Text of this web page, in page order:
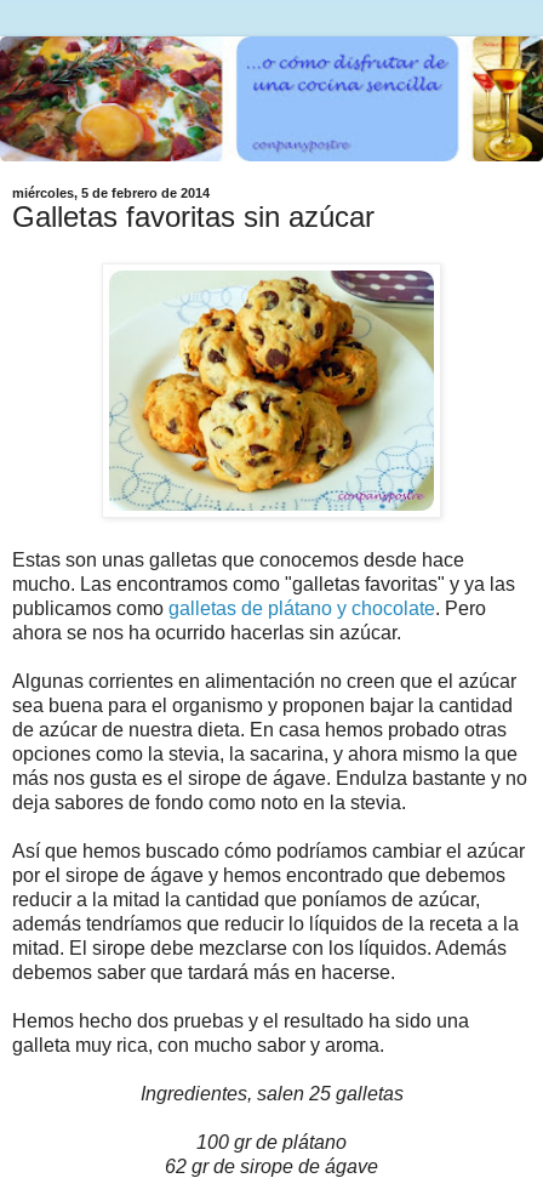
miércoles, 5 de febrero de 2014
Galletas favoritas sin azúcar
Estas son unas galletas que conocemos desde hace
mucho. Las encontramos como "galletas favoritas" y ya las
publicamos como galletas de plátano y chocolate. Pero
ahora se nos ha ocurrido hacerlas sin azúcar.
Algunas corrientes en alimentación no creen que el azúcar
sea buena para el organismo y proponen bajar la cantidad
de azúcar de nuestra dieta. En casa hemos probado otras
opciones como la stevia, la sacarina, y ahora mismo la que
más nos gusta es el sirope de ágave. Endulza bastante y no
deja sabores de fondo como noto en la stevia.
Así que hemos buscado cómo podríamos cambiar el azúcar
por el sirope de ágave y hemos encontrado que debemos
reducir a la mitad la cantidad que poníamos de azúcar,
además tendríamos que reducir lo líquidos de la receta a la
mitad. El sirope debe mezclarse con los líquidos. Además
debemos saber que tardará más en hacerse.
Hemos hecho dos pruebas y el resultado ha sido una
galleta muy rica, con mucho sabor y aroma.
Ingredientes, salen 25 galletas
100 gr de plátano
62 gr de sirope de ágave